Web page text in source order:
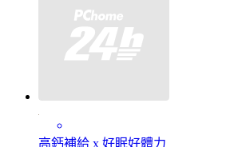
高鈣補給 x 好眠好體力